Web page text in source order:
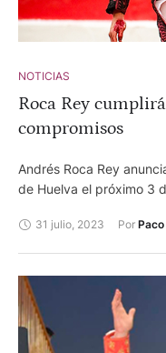
NOTICIAS
Roca Rey
compromisos
Andrés Roca Rey
de Huelva el próximo 3
31 julio, 2023 Por